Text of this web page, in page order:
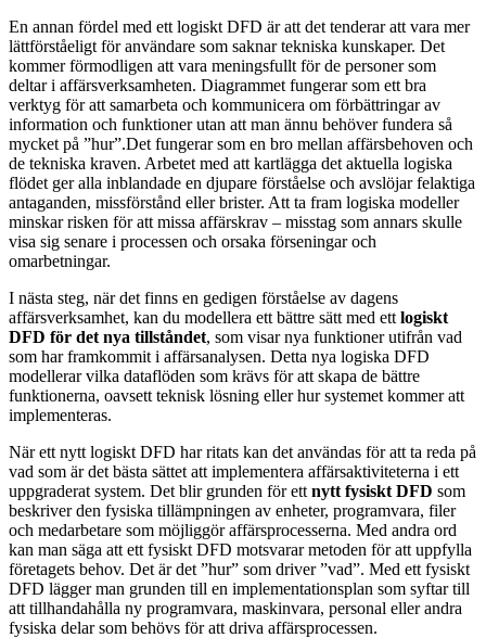
En annan fördel med ett logiskt DFD är att det tenderar att vara mer
lättförståeligt för användare som saknar tekniska kunskaper. Det
kommer förmodligen att vara meningsfullt för de personer som
deltar i affärsverksamheten. Diagrammet fungerar som ett bra
verktyg för att samarbeta och kommunicera om förbättringar av
information och funktioner utan att man ännu behöver fundera så
mycket på ”hur”.Det fungerar som en bro mellan affärsbehoven och
de tekniska kraven. Arbetet med att kartlägga det aktuella logiska
flödet ger alla inblandade en djupare förståelse och avslöjar felaktiga
antaganden, missförstånd eller brister. Att ta fram logiska modeller
minskar risken för att missa affärskrav – misstag som annars skulle
visa sig senare i processen och orsaka förseningar och
omarbetningar.
I nästa steg, när det finns en gedigen förståelse av dagens
affärsverksamhet, kan du modellera ett bättre sätt med ett logiskt
DFD för det nya tillståndet, som visar nya funktioner utifrån vad
som har framkommit i affärsanalysen. Detta nya logiska DFD
modellerar vilka dataflöden som krävs för att skapa de bättre
funktionerna, oavsett teknisk lösning eller hur systemet kommer att
implementeras.
När ett nytt logiskt DFD har ritats kan det användas för att ta reda på
vad som är det bästa sättet att implementera affärsaktiviteterna i ett
uppgraderat system. Det blir grunden för ett nytt fysiskt DFD som
beskriver den fysiska tillämpningen av enheter, programvara, filer
och medarbetare som möjliggör affärsprocesserna. Med andra ord
kan man säga att ett fysiskt DFD motsvarar metoden för att uppfylla
företagets behov. Det är det ”hur” som driver ”vad”. Med ett fysiskt
DFD lägger man grunden till en implementationsplan som syftar till
att tillhandahålla ny programvara, maskinvara, personal eller andra
fysiska delar som behövs för att driva affärsprocessen.